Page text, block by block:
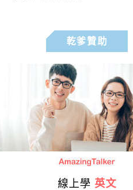
乾爹贊助
線上學 英文